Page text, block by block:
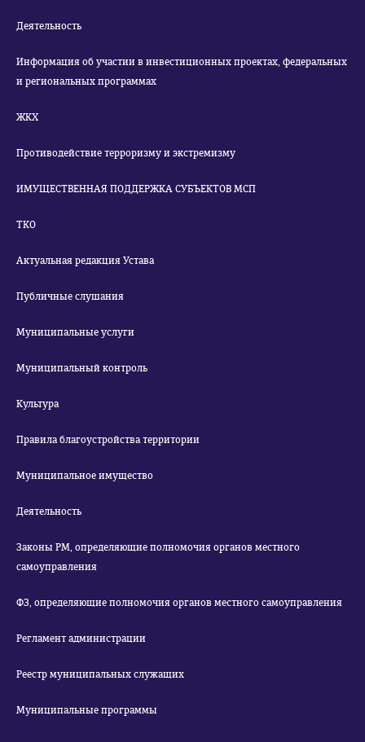
Деятельность
Информация об участии в инвестиционных проектах, федеральных
и региональных программах
ЖКХ
Противодействие терроризму и экстремизму
ИМУЩЕСТВЕННАЯ ПОДДЕРЖКА СУБЪЕКТОВ МСП
ТКО
Актуальная редакция Устава
Публичные слушания
Муниципальные услуги
Муниципальный контроль
Культура
Правила благоустройства территории
Муниципальное имущество
Деятельность
Законы РМ, определяющие полномочия органов местного
самоуправления
ФЗ, определяющие полномочия органов местного самоуправления
Регламент администрации
Реестр муниципальных служащих
Муниципальные программы